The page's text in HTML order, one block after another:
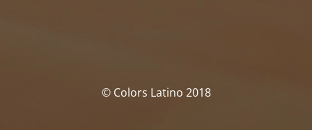
© Colors Latino 2018